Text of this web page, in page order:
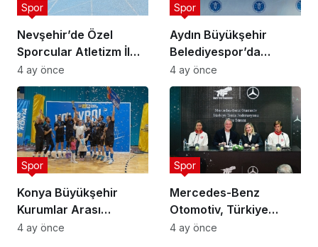
Nevşehir’de Özel
Sporcular Atletizm İl
Şampiyonası
Düzenlendi
Spor
4 ay önce
Aydın Büyükşehir
Belediyespor’da
Ataman Güneyligil
Dönemi
Spor
4 ay önce
Konya Büyükşehir
Kurumlar Arası
Voleybol Turnuvası
Spor
4 ay önce
Mercedes-Benz
Otomotiv, Türkiye
Tenis Federasyonu’nun
Spor
4 ay önce